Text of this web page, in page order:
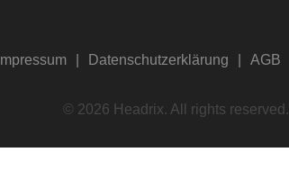
Impressum Datenschutzerklärung AGB
© 2026 Headrix. All rights reserved.